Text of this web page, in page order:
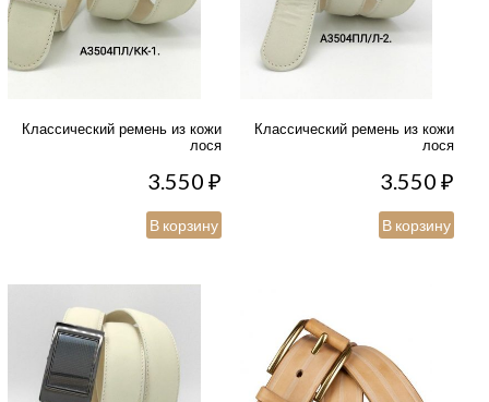
Классический ремень из кожи
лося
3.550₽
В корзину
Классический ремень из кожи
лося
3.550₽
В корзину